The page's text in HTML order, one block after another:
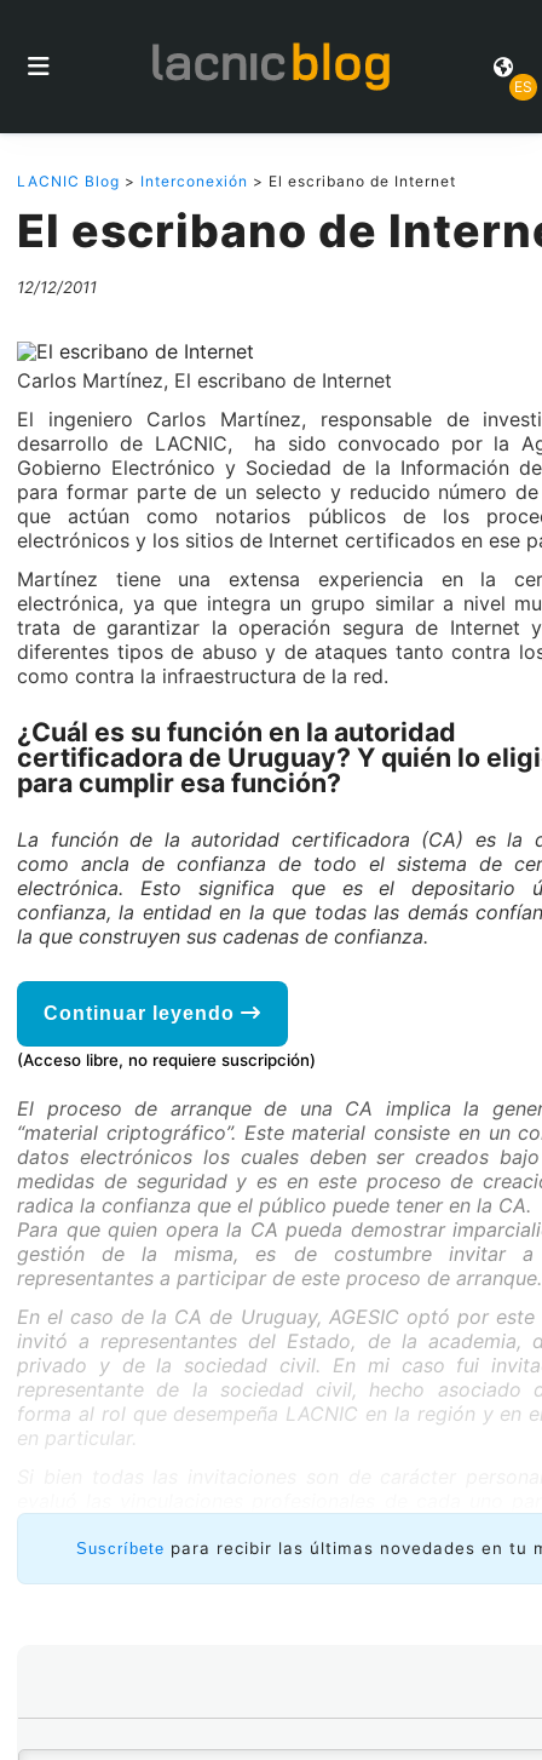
ES
LACNIC Blog > Interconexión > El escribano de Internet
El escribano de
12/12/2011
Carlos Martínez, El escribano de Internet
El ingeniero Carlos Martínez, responsable de
desarrollo de LACNIC, ha sido convocado por la
Gobierno Electrónico y Sociedad de la Información
para formar parte de un selecto y reducido número
que actúan como notarios públicos de los
electrónicos y los sitios de Internet certificados en ese
Martínez tiene una extensa experiencia en la
electrónica, ya que integra un grupo similar a nivel
trata de garantizar la operación segura de Internet
diferentes tipos de abuso y de ataques tanto contra
como contra la infraestructura de la red.
¿Cuál es su función en la autoridad
certificadora de Uruguay? Y quién lo
para cumplir esa función?
La función de la autoridad certificadora (CA) es la
como ancla de confianza de todo el sistema de
electrónica. Esto significa que es el depositario
confianza, la entidad en la que todas las demás
la que construyen sus cadenas de confianza.
Continuar leyendo
(Acceso libre, no requiere suscripción)
El proceso de arranque de una CA implica la
“material criptográfico”. Este material consiste en un
datos electrónicos los cuales deben ser creados
medidas de seguridad y es en este proceso de
radica la confianza que el público puede tener en la CA.
Para que quien opera la CA pueda demostrar
gestión de la misma, es de costumbre invitar a
representantes a participar de este proceso de arranque.
En el caso de la CA de Uruguay, AGESIC optó por
invitó a representantes del Estado, de la academia,
privado y de la sociedad civil. En mi caso fui
representante de la sociedad civil, hecho asociado
forma al rol que desempeña LACNIC en la región y en
en particular.
con la diversidad esperada.
Suscríbete para recibir las últimas novedades en tu